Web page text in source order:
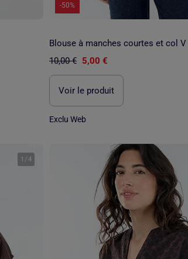
-50%
Blouse à manches courtes et col V
10,00 € 5,00 €
Voir le produit
Exclu Web
1 /4